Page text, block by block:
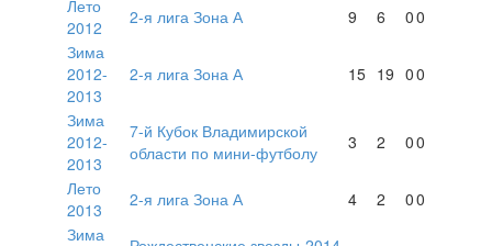
Лето
2012
2-я лига Зона А 9 6 00
Зима
2012-
2013
2-я лига Зона А 15 19 00
Зима
2012-
2013
7-й Кубок Владимирской
области по мини-футболу
3 2 00
Лето
2013
2-я лига Зона А 4 2 00
Зима